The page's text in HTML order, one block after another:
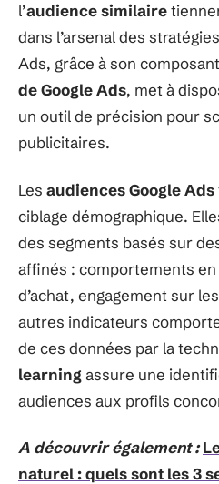
l’audience similaire
dans l’arsenal des
Ads, grâce à son composant
de Google Ads, met à
un outil de précision pour
publicitaires.
Les audiences Google Ads
ciblage démographique.
des segments basés sur
affinés : comportements
d’achat, engagement sur
autres indicateurs
de ces données par la
learning assure une
audiences aux profils
A découvrir également :
naturel : quels sont les 3